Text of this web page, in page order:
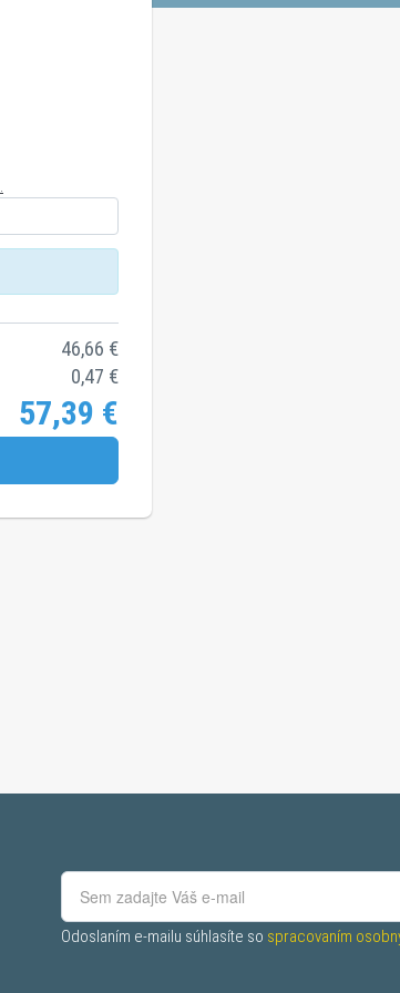
46,66 €
0,47 €
57,39 €
Odoslaním e-mailu súhlasíte so spracovaním